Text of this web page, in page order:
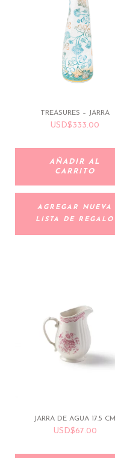
TREASURES – JARRA
USD$333.00
AÑADIR AL
CARRITO
AGREGAR NUEVA
LISTA DE REGALO
JARRA DE AGUA 17.5 CM
USD$67.00